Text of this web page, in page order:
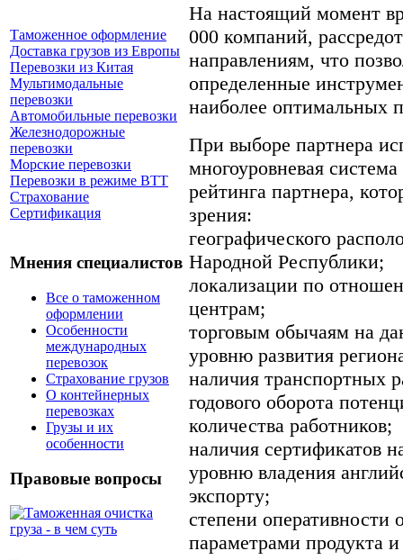
Таможенное оформление
Доставка грузов из Европы
Перевозки из Китая
Мультимодальные
перевозки
Автомобильные перевозки
Железнодорожные
перевозки
Морские перевозки
Перевозки в режиме ВТТ
Страхование
Сертификация
Мнения специалистов
Все о таможенном
оформлении
Особенности
международных
перевозок
Страхование грузов
О контейнерных
перевозках
Грузы и их
особенности
Правовые вопросы
На настоящий момент
000 компаний,
направлениям, что
определенные
наиболее оптимальных
При выборе партнера
многоуровневая
рейтинга партнера,
зрения:
географического
Народной Республики;
локализации по
центрам;
торговым обычаям на
уровню развития
наличия транспортных
годового оборота
количества работников;
наличия сертификатов
уровню владения
экспорту;
степени оперативности
параметрами продукта